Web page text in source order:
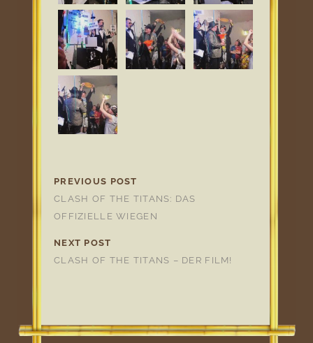
PREVIOUS POST
CLASH OF THE TITANS: DAS
OFFIZIELLE WIEGEN
NEXT POST
CLASH OF THE TITANS – DER FILM!